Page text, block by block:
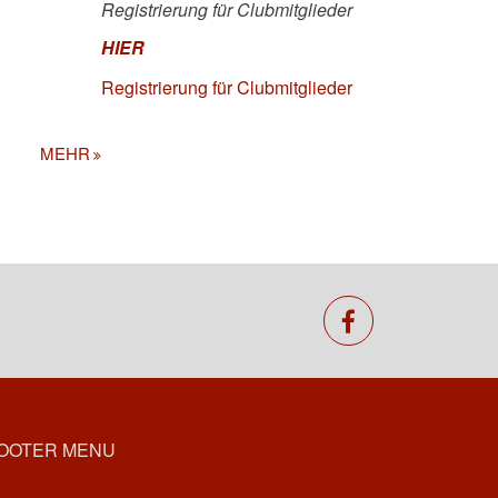
Registrierung für Clubmitglieder
HIER
Registrierung für Clubmitglieder
MEHR
facebook
MENU